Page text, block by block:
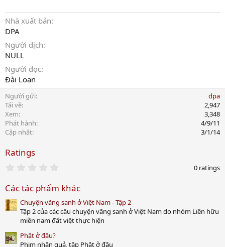
Nhà xuất bản
DPA
Người dịch
NULL
Người đọc
Đài Loan
Người gửi
dpa
Tải về
2,947
Xem
3,348
Phát hành
4/9/11
Cập nhật
3/1/14
Ratings
0
t
a
r
(
)
0 ratings
Các tác phẩm khác
Chuyện vãng sanh ở Việt Nam - Tập 2
Tập 2 của các câu chuyện vãng sanh ở Việt Nam do nhóm Liên hữu
miền nam đất việt thực hiện
Phật ở đâu?
Phim nhân quả, tập Phật ở đâu